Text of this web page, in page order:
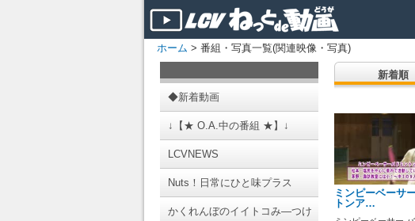
ホーム > 番組・写真一覧(関連映像・写真)
◆新着動画
↓【★ O.A.中の番組 ★】↓
LCVNEWS
Nuts！日常にひと味プラス
かくれんぼのイイトコみ―つけ
新着順
ミンピーベーサ
トンア…